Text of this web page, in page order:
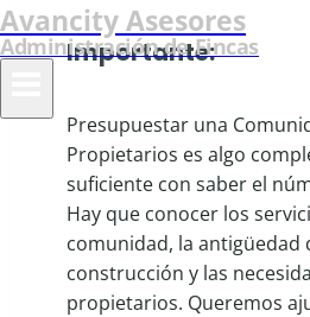
Avancity Asesores
Administración de Fincas
Importante:
Presupuestar una
Propietarios es algo
suficiente con saber el
Hay que conocer los
comunidad, la antigüedad
construcción y las
propietarios. Queremos